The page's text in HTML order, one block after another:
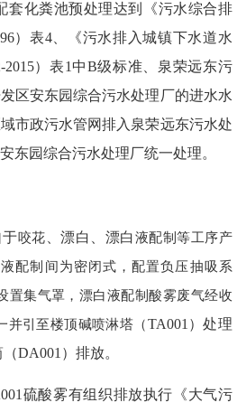
套化粪池预处理达到《污水综合排
）表4、《污水排入城镇下水道水
2015）表1中B级标准、泉荣远东污
区安东园综合污水处理厂的进水水
市政污水管网排入泉荣远东污水处
东园综合污水处理厂统一处理。
于咬花 、漂白、漂白液配制等工序产
配制间为密闭式，配置负压抽吸系
置集气罩，漂白液配制酸雾废气经收
并引至楼顶碱喷淋塔（TA001）处理
DA001）排放。
硫酸雾有组织排放执行《大气污